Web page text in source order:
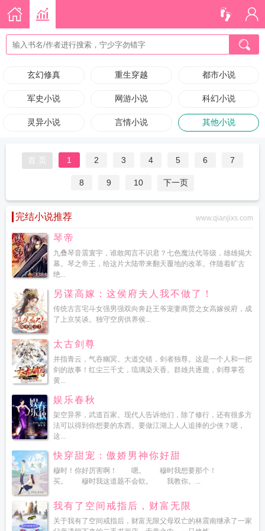
玄幻修真 重生穿越 都市小说
军史小说 网游小说 科幻小说
灵异小说 言情小说 其他小说
首 页 1 2 3 4 5 6 7
8 9 10 下一页
完结小说推荐 www.qianjixs.com
琴帝
九叠琴音震寰宇，谁敢闻言不识君？七色魔法代等级，雄雄揭大
幕。琴之帝王，给这片大陆带来翻天覆地的改革。伴随着旷古
绝...
另谋高嫁：这侯府夫人我不做了！
传统古言宅斗女强男强双向奔赴王爷宠妻商贾之女高嫁侯府，成
了上京笑谈。独守空房供养侯...
太古剑尊
并指青云，气吞幽冥。大道交错，剑者独尊。这是一个人和一把
剑的故事！红尘三千丈，琉璃染天香。群雄共逐鹿，剑尊掌苍
黄...
娱乐春秋
架空异界，武道百家。现代人告诉他们，除了修行，还有很多方
法可以得到你想要的东西。要做江湖上人人追捧的少侠？嗯，
这...
快穿甜宠：傲娇男神你好甜
穆时！你好厉害啊！ 嗯。 穆时我想要那个！
买。 穆时我这道题不会欸。 我教你。...
我有了空间戒指后，财富无限
关于我有了空间戒指后，财富无限父母双亡的林震南继承了一家